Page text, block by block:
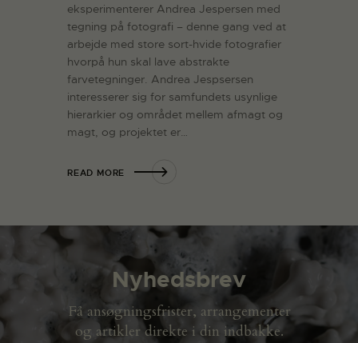
eksperimenterer Andrea Jespersen med
tegning på fotografi – denne gang ved at
arbejde med store sort-hvide fotografier
hvorpå hun skal lave abstrakte
farvetegninger. Andrea Jespsersen
interesserer sig for samfundets usynlige
hierarkier og området mellem afmagt og
magt, og projektet er…
READ MORE
Nyhedsbrev
Få ansøgningsfrister, arrangementer
og artikler direkte i din indbakke.